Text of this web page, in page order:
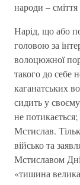
народи –
Нарід, що або
головою за
волоцюжної
такого до себе
каганатських
сидить у
не
Мстислав.
військо та
Мстиславом
«тишина